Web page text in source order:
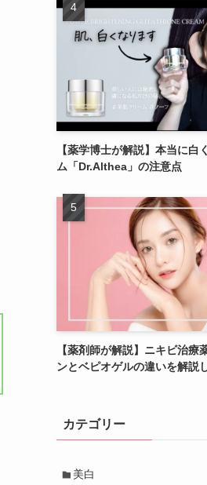
【薬学博士が解説】本当に白
ム「Dr.Althea」の注意点
【薬剤師が解説】ニキビ治療
ンとベピオゲルの違いを解説
カテゴリー
美白